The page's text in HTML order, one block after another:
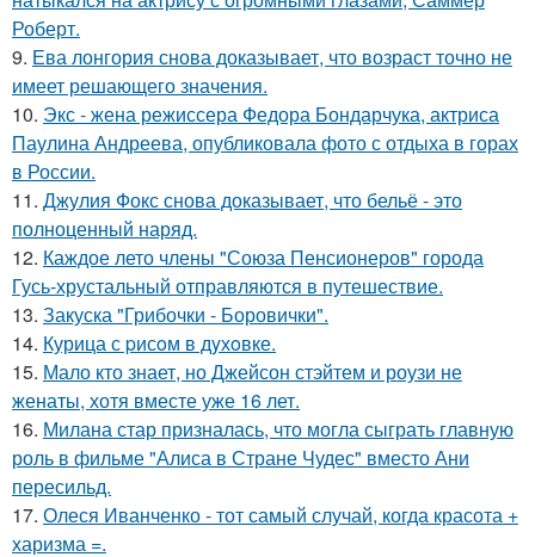
Роберт.
9. Ева лонгория снова доказывает, что возраст точно не
имеет решающего значения.
10. Экс - жена режиссера Федора Бондарчука, актриса
Паулина Андреева, опубликовала фото с отдыха в горах
в России.
11. Джулия Фокс снова доказывает, что бельё - это
полноценный наряд.
12. Каждое лето члены "Союза Пенсионеров" города
Гусь-хрустальный отправляются в путешествие.
13. Закуска "Грибочки - Боровички".
14. Курица с pисoм в дyхoвке.
15. Мало кто знает, но Джейсон стэйтем и роузи не
женаты, хотя вместе уже 16 лет.
16. Милана стар призналась, что могла сыграть главную
роль в фильме "Алиса в Стране Чудес" вместо Ани
пересильд.
17. Олеся Иванченко - тот самый случай, когда красота +
харизма =.